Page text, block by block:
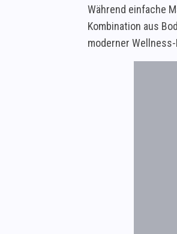
Während einfache
Kombination aus
moderner